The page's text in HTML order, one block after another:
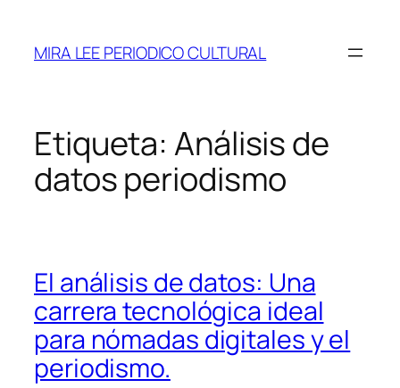
contenido
MIRA LEE PERIODICO CULTURAL
Etiqueta: Análisis de
datos periodismo
El análisis de datos: Una
carrera tecnológica ideal
para nómadas digitales y el
periodismo.